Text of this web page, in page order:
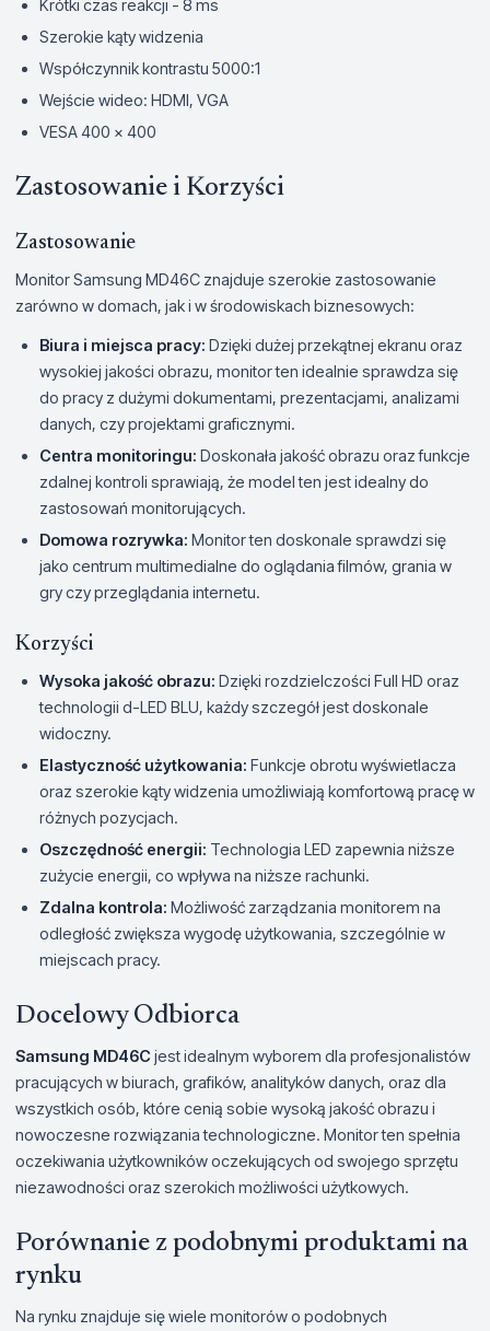
Krótki czas reakcji - 8 ms
Szerokie kąty widzenia
Współczynnik kontrastu 5000:1
Wejście wideo: HDMI, VGA
VESA 400 x 400
Zastosowanie i Korzyści
Zastosowanie
Monitor Samsung MD46C znajduje szerokie zastosowanie
zarówno w domach, jak i w środowiskach biznesowych:
Biura i miejsca pracy: Dzięki dużej przekątnej ekranu oraz
wysokiej jakości obrazu, monitor ten idealnie sprawdza się
do pracy z dużymi dokumentami, prezentacjami, analizami
danych, czy projektami graficznymi.
Centra monitoringu: Doskonała jakość obrazu oraz funkcje
zdalnej kontroli sprawiają, że model ten jest idealny do
zastosowań monitorujących.
Domowa rozrywka: Monitor ten doskonale sprawdzi się
jako centrum multimedialne do oglądania filmów, grania w
gry czy przeglądania internetu.
Korzyści
Wysoka jakość obrazu: Dzięki rozdzielczości Full HD oraz
technologii d-LED BLU, każdy szczegół jest doskonale
widoczny.
Elastyczność użytkowania: Funkcje obrotu wyświetlacza
oraz szerokie kąty widzenia umożliwiają komfortową pracę w
różnych pozycjach.
Oszczędność energii: Technologia LED zapewnia niższe
zużycie energii, co wpływa na niższe rachunki.
Zdalna kontrola: Możliwość zarządzania monitorem na
odległość zwiększa wygodę użytkowania, szczególnie w
miejscach pracy.
Docelowy Odbiorca
Samsung MD46Cjest idealnym wyborem dla profesjonalistów
pracujących w biurach, grafików, analityków danych, oraz dla
wszystkich osób, które cenią sobie wysoką jakość obrazu i
nowoczesne rozwiązania technologiczne. Monitor ten spełnia
oczekiwania użytkowników oczekujących od swojego sprzętu
niezawodności oraz szerokich możliwości użytkowych.
Porównanie z podobnymi produktami na
rynku
Na rynku znajduje się wiele monitorów o podobnych